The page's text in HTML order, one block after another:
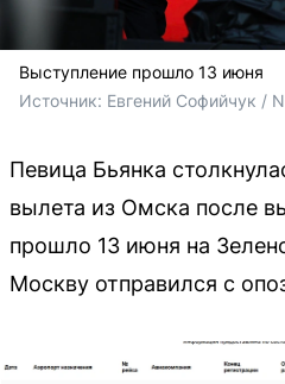
Выступление прошло 13 июня
Источник: Евгений Софийчук /
Певица Бьянка
вылета из Омска после
прошло 13 июня на
Москву отправился с